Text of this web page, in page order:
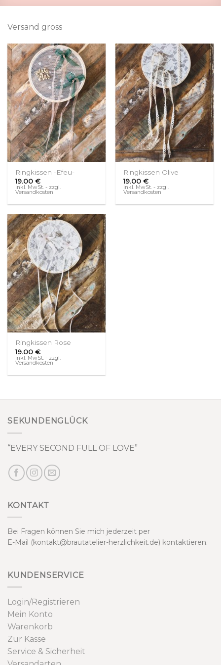
Versand gross
Ringkissen -Efeu-
19.00€
inkl. MwSt. - zzgl.
Versandkosten
Ringkissen Olive
19.00€
inkl. MwSt. - zzgl.
Versandkosten
Ringkissen Rose
19.00€
inkl. MwSt. - zzgl.
Versandkosten
SEKUNDENGLÜCK
“EVERY SECOND FULL OF LOVE”
KONTAKT
Bei Fragen können Sie mich jederzeit per
E-Mail (kontakt@brautatelier-herzlichkeit.de) kontaktieren.
KUNDENSERVICE
Login/Registrieren
Mein Konto
Warenkorb
Zur Kasse
Service & Sicherheit